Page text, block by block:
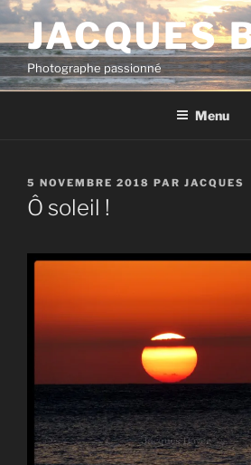
Aller
au
contenu
principal
JACQUES
Photographe passionné
Menu
PUBLIÉ
LE
5 NOVEMBRE 2018 PAR JACQUES
Ô soleil !